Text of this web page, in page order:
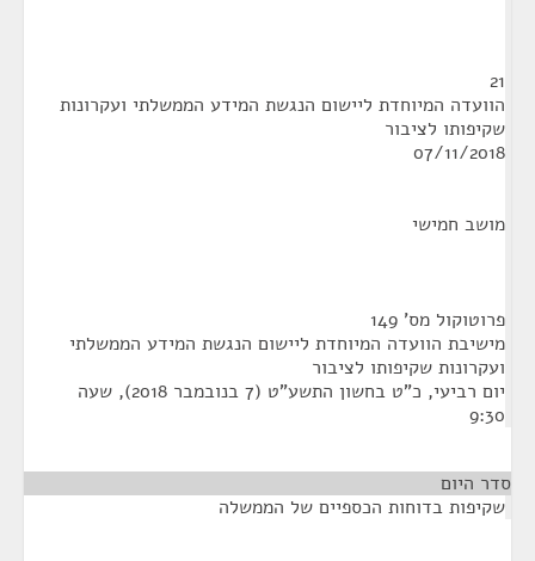
21
הוועדה המיוחדת ליישום הנגשת המידע הממשלתי ועקרונות
שקיפותו לציבור
07/11/2018
מושב חמישי
פרוטוקול מס' 149
מישיבת הוועדה המיוחדת ליישום הנגשת המידע הממשלתי
ועקרונות שקיפותו לציבור
יום רביעי, כ"ט בחשון התשע"ט (7 בנובמבר 2018), שעה
9:30
סדר היום
שקיפות בדוחות הכספיים של הממשלה